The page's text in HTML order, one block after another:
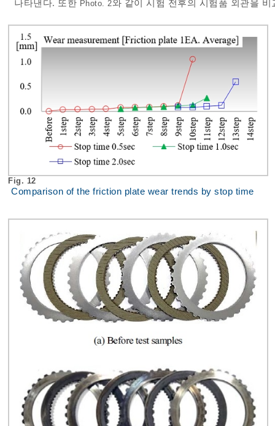
나타낸다. 또한 Photo. 2와 같이 시험 전후의 시험품 외관을 비
Fig. 12
Comparison of the friction plate wear trends by stop time